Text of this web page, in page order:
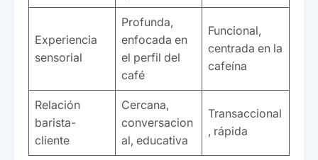
Experiencia
sensorial
Profunda,
enfocada en
el perfil del
café
Funcional,
centrada en la
cafeína
Relación
barista-
cliente
Cercana,
conversacion
al, educativa
Transaccional
, rápida